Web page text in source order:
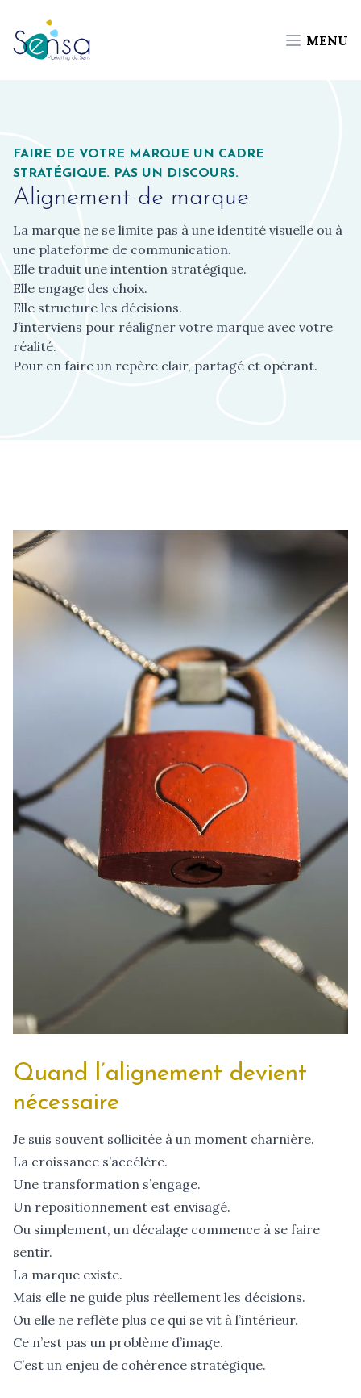
MENU
FAIRE DE VOTRE MARQUE UN CADRE
STRATÉGIQUE. PAS UN DISCOURS.
Alignement de marque
La marque ne se limite pas à une identité visuelle ou à
une plateforme de communication.
Elle traduit une intention stratégique.
Elle engage des choix.
Elle structure les décisions.
J’interviens pour réaligner votre marque avec votre
réalité.
Pour en faire un repère clair, partagé et opérant.
Quand l’alignement devient
nécessaire
Je suis souvent sollicitée à un moment charnière.
La croissance s’accélère.
Une transformation s’engage.
Un repositionnement est envisagé.
Ou simplement, un décalage commence à se faire
sentir.
La marque existe.
Mais elle ne guide plus réellement les décisions.
Ou elle ne reflète plus ce qui se vit à l’intérieur.
Ce n’est pas un problème d’image.
C’est un enjeu de cohérence stratégique.